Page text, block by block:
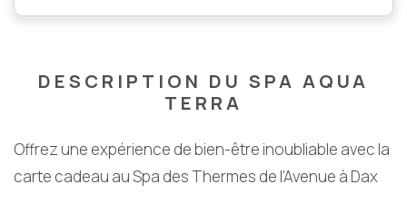
DESCRIPTION DU SPA AQUA
TERRA
Offrez une expérience de bien-être inoubliable avec la
carte cadeau au Spa des Thermes de l’Avenue à Dax